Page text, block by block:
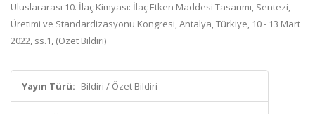
Uluslararası 10. İlaç Kimyası: İlaç Etken Maddesi Tasarımı, Sentezi,
Üretimi ve Standardizasyonu Kongresi, Antalya, Türkiye, 10 - 13 Mart
2022, ss.1, (Özet Bildiri)
Yayın Türü: Bildiri / Özet Bildiri